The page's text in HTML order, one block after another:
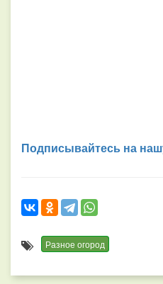
Подписывайтесь на
Разное огород